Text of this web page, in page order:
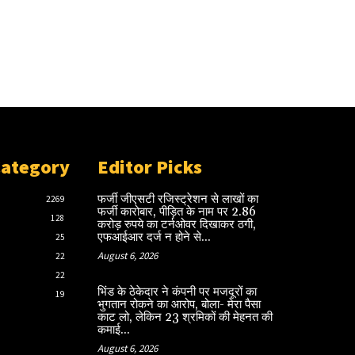
2269
128
25
22
22
19
Editor Picks
फर्जी जीएसटी रजिस्ट्रेशन से लाखों का
फर्जी कारोबार, पीड़ित के नाम पर 2.86
करोड़ रुपये का टर्नओवर दिखाकर ठगी,
एफआईआर दर्ज न होने से...
August 6, 2026
भिंड के ठेकेदार ने कंपनी पर मजदूरों का
भुगतान रोकने का आरोप, बोला- मेरा पैसा
काट लो, लेकिन 23 श्रमिकों की मेहनत की
कमाई...
August 6, 2026